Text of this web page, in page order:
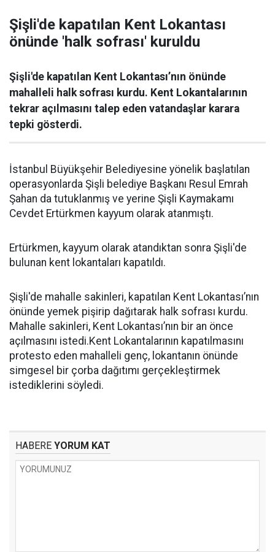
Şişli'de kapatılan Kent Lokantası
önünde 'halk sofrası' kuruldu
Şişli'de kapatılan Kent Lokantası’nın önünde
mahalleli halk sofrası kurdu. Kent Lokantalarının
tekrar açılmasını talep eden vatandaşlar karara
tepki gösterdi.
İstanbul Büyükşehir Belediyesine yönelik başlatılan
operasyonlarda Şişli belediye Başkanı Resul Emrah
Şahan da tutuklanmış ve yerine Şişli Kaymakamı
Cevdet Ertürkmen kayyum olarak atanmıştı.
Ertürkmen, kayyum olarak atandıktan sonra Şişli'de
bulunan kent lokantaları kapatıldı.
Şişli'de mahalle sakinleri, kapatılan Kent Lokantası’nın
önünde yemek pişirip dağıtarak halk sofrası kurdu.
Mahalle sakinleri, Kent Lokantası’nın bir an önce
açılmasını istedi.Kent Lokantalarının kapatılmasını
protesto eden mahalleli genç, lokantanın önünde
simgesel bir çorba dağıtımı gerçekleştirmek
istediklerini söyledi.
HABERE YORUM KAT